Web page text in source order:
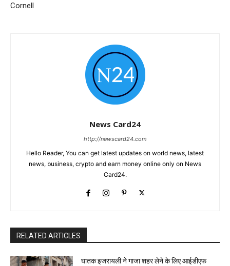
Cornell
News Card24
http://newscard24.com
Hello Reader, You can get latest updates on world news, latest
news, business, crypto and earn money online only on News
Card24.
RELATED ARTICLES
घातक इजरायली ने गाजा शहर लेने के लिए आईडीएफ